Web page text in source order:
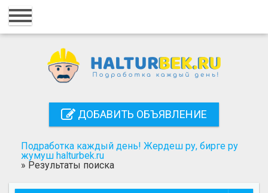
Главная
Регистрация
Поиск
ДОБАВИТЬ ОБЪЯВЛЕНИЕ
Подработка каждый день! Жердеш ру, бирге ру
жумуш halturbek.ru
» Результаты поиска